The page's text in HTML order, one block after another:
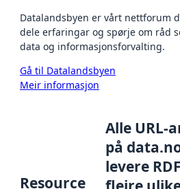
Datalandsbyen er vårt nettforum
dele erfaringar og spørje om råd
data og informasjonsforvalting.
Gå til Datalandsbyen
Meir informasjon
Resource
Alle URL-
på
levere